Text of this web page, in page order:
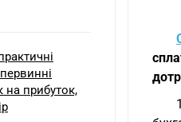
на прибуток,